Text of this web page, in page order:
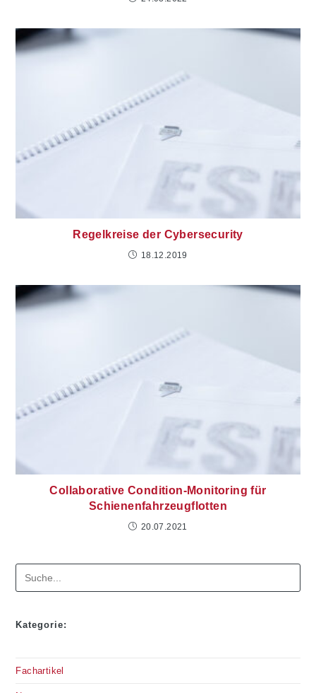
Regelkreise der Cybersecurity
18.12.2019
Collaborative Condition-Monitoring für
Schienenfahrzeugflotten
20.07.2021
Suchen
Kategorie:
Fachartikel